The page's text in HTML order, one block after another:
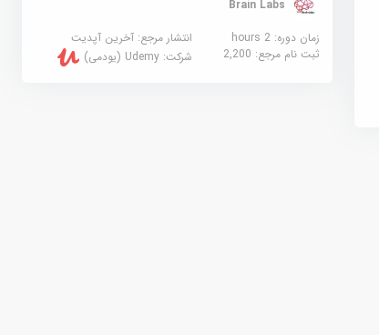
زمان دوره: 2 hours
انتشار مرجع:آخرین آپدیت
ثبت نام مرجع: 2,200 شرکت:Udemy (یودمی)